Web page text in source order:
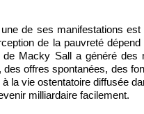
de ses manifestations
de la pauvreté
Macky Sall a généré des
offres spontanées, des
la vie ostentatoire diffusée
milliardaire facilement.